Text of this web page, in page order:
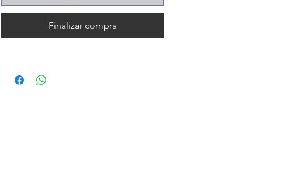
Finalizar compra